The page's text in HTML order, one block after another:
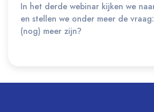
In het derde webinar kijken we
en stellen we onder meer de
(nog) meer zijn?